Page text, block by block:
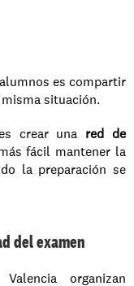
es compartir
situación.
crear una red de
fácil mantener la
la preparación se
del examen